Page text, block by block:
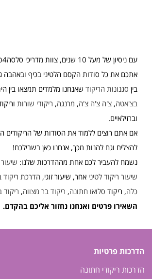
אתכם את כל סודות הקסם הלטיני בכיף ובאהבה
בין סגנונות הריקודשאנחנו מלמדים תמצאו בין
בצ'אטה, צ'ה צ'ה צ'ה, מרנגה, ריקודי שורות
וברזילאיים.
אם אתם רוצים ללמוד את הסודות של הריקודים
להצליח וגם להנות מכך, אנחנו כאן בשבילכם!
נשמח להעביר לכם אחת מההדרכות שלנו:
שיעור ריקוד לטיני אחר, שיעור זוגי, הדרכת ריקוד
כלה, ריקוד סלואו חתונה, ריקוד בר מצווה,
השאירו פרטים ואנחנו נחזור אליכם בהקדם.
הדרכות פרטיות
הדרכות ריקודי חתונה